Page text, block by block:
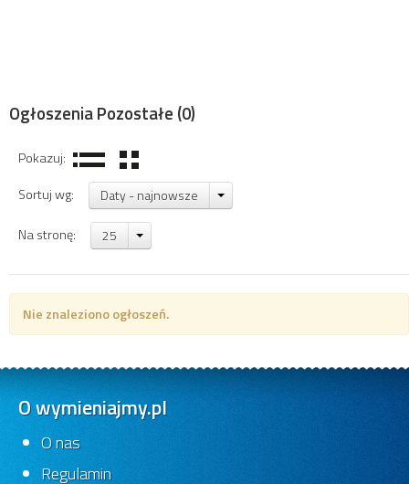
Ogłoszenia Pozostałe (0)
Pokazuj:
Sortuj wg:
Daty - najnowsze
Na stronę: 25
Nie znaleziono ogłoszeń.
O wymieniajmy.pl
O nas
Regulamin